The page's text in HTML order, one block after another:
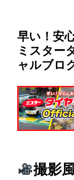
早い！安
ミスター
ャルブロ
撮影